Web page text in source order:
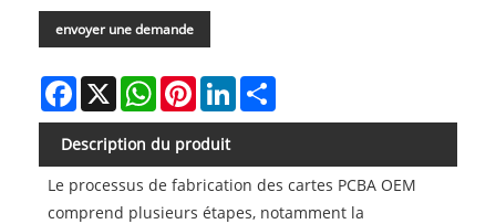
envoyer une demande
Facebook
X WhatsAppPinterestLinkedIn
Description du produit
Le processus de fabrication des cartes PCBA OEM
comprend plusieurs étapes, notamment la